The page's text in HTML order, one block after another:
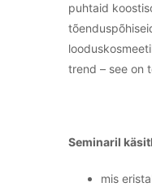
puhtaid
trend – see on
Seminaril
mis